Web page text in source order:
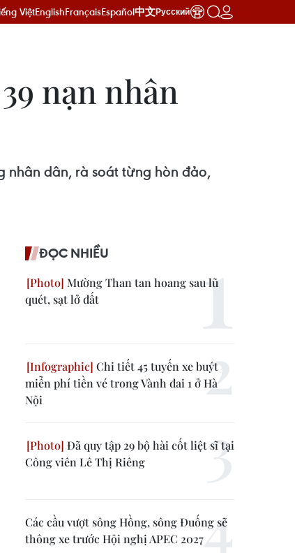
ViệtEnglishFrançaisEspañol中文Русский
nạn nhân
nhân dân, rà soát từng hòn đảo,
ĐỌC NHIỀU
Mường Than tan hoang sau lũ
quét, sạt lở đất
Chi tiết 45 tuyến xe buýt
miễn phí tiền vé trong Vành đai 1 ở Hà
Nội
Đã quy tập 29 bộ hài cốt liệt sĩ tại
Công viên Lê Thị Riêng
Các cầu vượt sông Hồng, sông Đuống sẽ
thông xe trước Hội nghị APEC 2027